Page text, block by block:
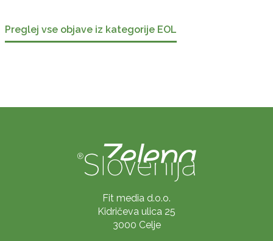
Preglej vse objave iz kategorije EOL
Fit media d.o.o.
Kidričeva ulica 25
3000 Celje